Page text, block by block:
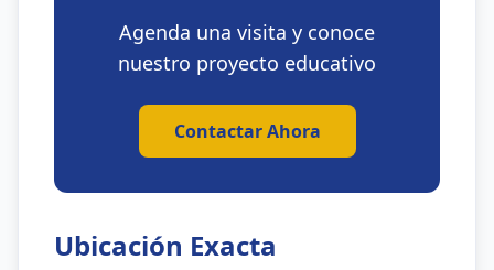
Agenda una visita y conoce
nuestro proyecto educativo
Contactar Ahora
Ubicación Exacta